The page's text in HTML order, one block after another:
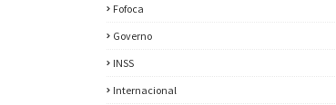
Fofoca
Governo
INSS
Internacional